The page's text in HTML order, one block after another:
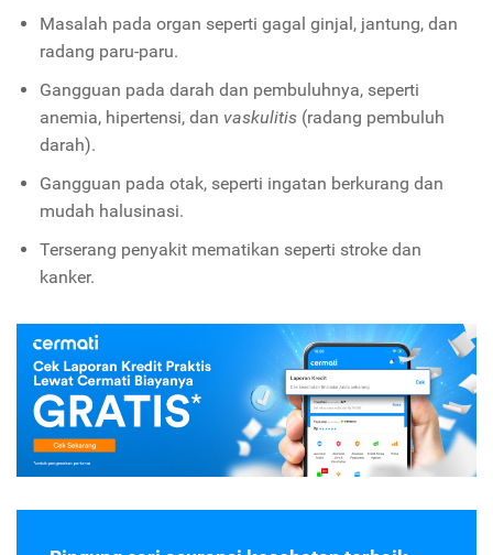
Masalah pada organ seperti gagal ginjal, jantung, dan
radang paru-paru.
Gangguan pada darah dan pembuluhnya, seperti
anemia, hipertensi, dan vaskulitis(radang pembuluh
darah).
Gangguan pada otak, seperti ingatan berkurang dan
mudah halusinasi.
Terserang penyakit mematikan seperti stroke dan
kanker.